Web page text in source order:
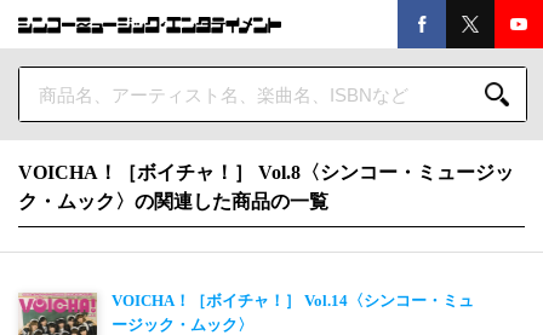
VOICHA！［ボイチャ！］ Vol.8〈シンコー・ミュージッ
ク・ムック〉の関連した商品の一覧
VOICHA！［ボイチャ！］ Vol.14〈シンコー・ミュ
ージック・ムック〉